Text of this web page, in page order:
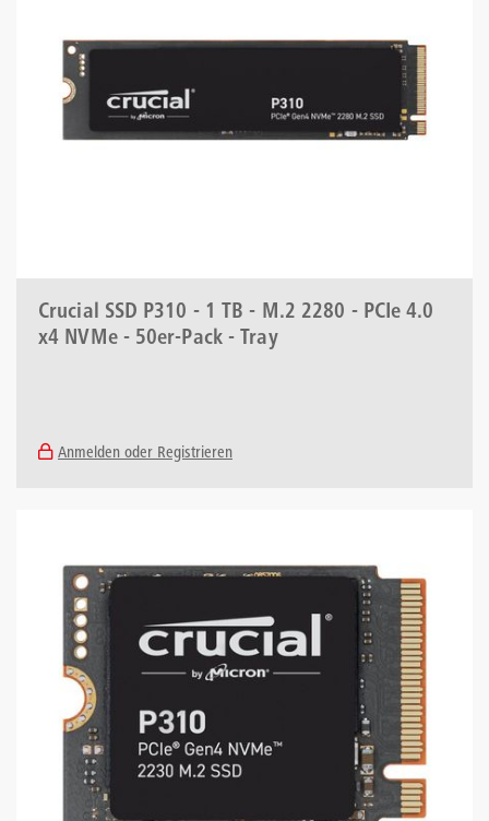
Crucial SSD P310 - 1 TB - M.2 2280 - PCIe 4.0
x4 NVMe - 50er-Pack - Tray
Anmelden oder Registrieren